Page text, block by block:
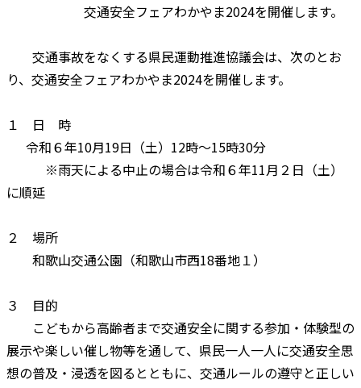
交通安全フェアわかやま2024を開催します。
交通事故をなくする県民運動推進協議会は、次のとお
り、交通安全フェアわかやま2024を開催します。
１ 日 時
令和６年10月19日（土）12時～15時30分
※雨天による中止の場合は令和６年11月２日（土）
に順延
２ 場所
和歌山交通公園（和歌山市西18番地１）
３ 目的
こどもから高齢者まで交通安全に関する参加・体験型の
展示や楽しい催し物等を通して、県民一人一人に交通安全思
想の普及・浸透を図るとともに、交通ルールの遵守と正しい